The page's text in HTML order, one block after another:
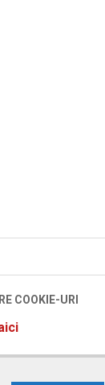
COOKIE-URI